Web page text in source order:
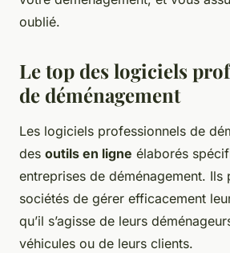
oublié.
Le top des logiciels
de déménagement
Les logiciels professionnels de
des outils en ligne élaborés
entreprises de déménagement. Ils
sociétés de gérer efficacement
qu’il s’agisse de leurs
véhicules ou de leurs clients.